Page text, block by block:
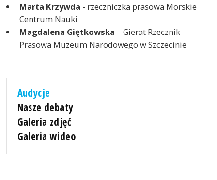
Marta Krzywda - rzeczniczka prasowa Morskie
Centrum Nauki
Magdalena Giętkowska – Gierat Rzecznik
Prasowa Muzeum Narodowego w Szczecinie
Audycje
Nasze debaty
Galeria zdjęć
Galeria wideo